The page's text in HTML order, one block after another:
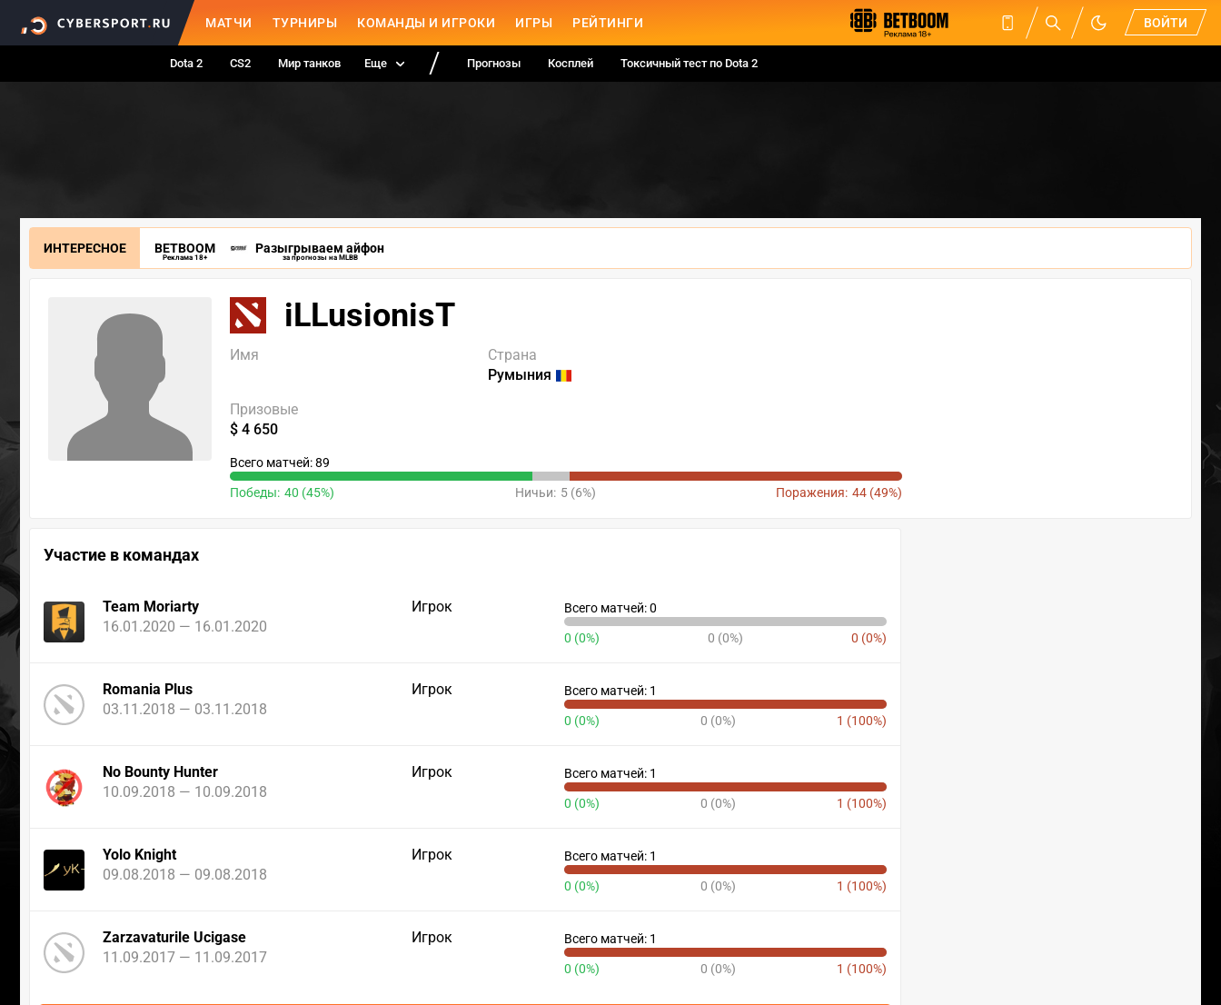
МАТЧИ ТУРНИРЫ КОМАНДЫ И ИГРОКИ ИГРЫ РЕЙТИНГИ ВОЙТИ
Dota 2 CS2 Мир танков Еще Прогнозы Косплей Токсичный тест по Dota 2
ИНТЕРЕСНОЕ BETBOOM
Реклама 18+
Разыгрываем айфон
за прогнозы на MLBB
iLLusionisT
Имя
Страна
Румыния
Призовые
$ 4 650
Всего матчей: 89
Победы: 40 (45%) Ничьи: 5 (6%) Поражения: 44 (49%)
Участие в командах
Team Moriarty
16.01.2020 — 16.01.2020
Игрок Всего матчей: 0
0 (0%) 0 (0%) 0 (0%)
Romania Plus
03.11.2018 — 03.11.2018
Игрок Всего матчей: 1
0 (0%) 0 (0%) 1 (100%)
No Bounty Hunter
10.09.2018 — 10.09.2018
Игрок Всего матчей: 1
0 (0%) 0 (0%) 1 (100%)
Yolo Knight
09.08.2018 — 09.08.2018
Игрок Всего матчей: 1
0 (0%) 0 (0%) 1 (100%)
Zarzavaturile Ucigase
11.09.2017 — 11.09.2017
Игрок Всего матчей: 1
0 (0%) 0 (0%) 1 (100%)